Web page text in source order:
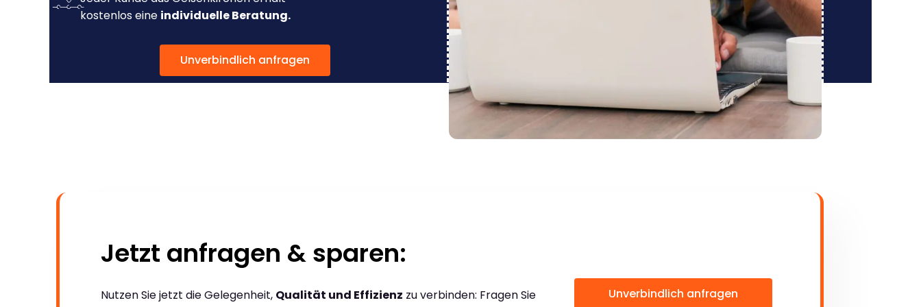
kostenlos eine individuelle Beratung.
Unverbindlich anfragen
Jetzt anfragen & sparen:
Nutzen Sie jetzt die Gelegenheit, Qualität und Effizienz zu verbinden: Fragen Sie
Unverbindlich anfragen